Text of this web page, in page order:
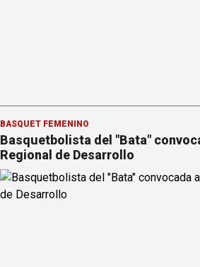
BÁSQUET FEMENINO
Basquetbolista del "Bata"
Regional de Desarrollo